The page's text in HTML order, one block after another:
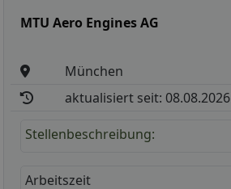
MTU Aero Engines AG
München
aktualisiert seit: 08.08.2026
Stellenbeschreibung:
Arbeitszeit